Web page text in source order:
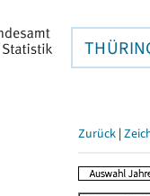
Zurück |